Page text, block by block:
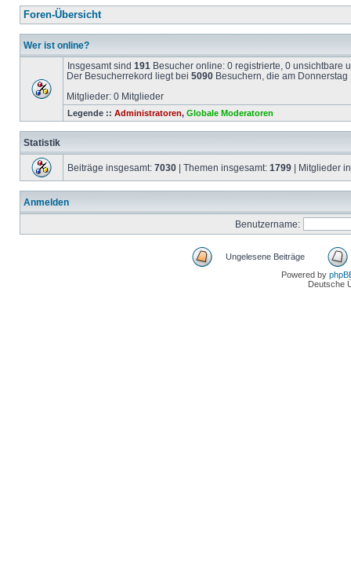
Foren-Übersicht
Wer ist online?
Insgesamt sind 191 Besucher online: 0 registrierte, 0 unsichtbare
Der Besucherrekord liegt bei 5090 Besuchern, die am
Mitglieder: 0 Mitglieder
Legende :: Administratoren, Globale Moderatoren
Statistik
Beiträge insgesamt: 7030 | Themen insgesamt: 1799 | Mitglieder
Anmelden
Benutzername:
Ungelesene Beiträge
Powered by
Deutsche